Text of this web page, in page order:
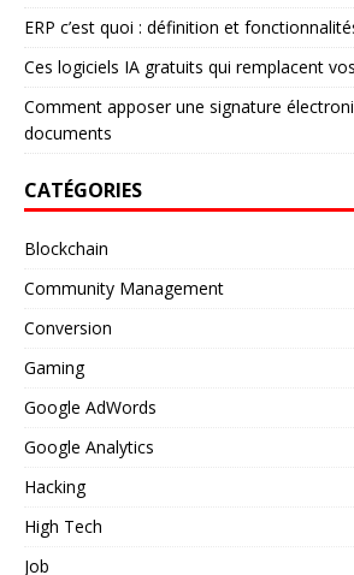
ERP c’est quoi : définition et
Ces logiciels IA gratuits qui remplacent
Comment apposer une signature
documents
CATÉGORIES
Blockchain
Community Management
Conversion
Gaming
Google AdWords
Google Analytics
Hacking
High Tech
Job